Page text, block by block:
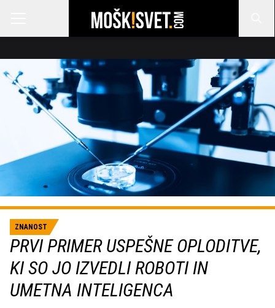
ZNANOST
PRVI PRIMER USPEŠNE OPLODITVE,
KI SO JO IZVEDLI ROBOTI IN
UMETNA INTELIGENCA